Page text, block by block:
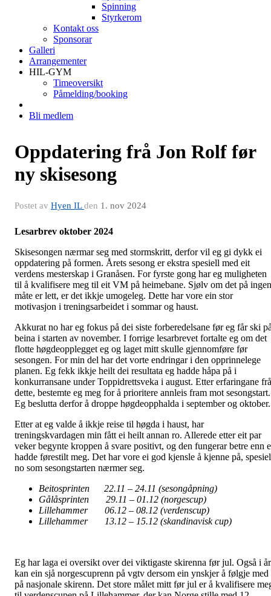
Spinning
Styrkerom
Kontakt oss
Sponsorar
Galleri
Arrangementer
HIL-GYM
Timeoversikt
Påmelding/booking
Bli medlem
Oppdatering frå Jon Rolf før
ny skisesong
Postet av Hyen ILden 1. nov 2024
Lesarbrev oktober 2024
Skisesongen nærmar seg med stormskritt, derfor vil eg gi dykk ei
oppdatering på formen. Årets sesong er ekstra spesiell med eit
verdens mesterskap i Granåsen. For fyrste gong har eg muligheten
til å kvalifisere meg til eit VM på heimebane. Sjølv om det på ingen
måte er lett, er det ikkje umogeleg. Dette har vore ein stor
motivasjon i treningsarbeidet i sommar og haust.
Akkurat no har eg fokus på dei siste forberedelsane før eg får ski
beina i starten av november. I forrige lesarbrevet fortalte eg om det
flotte høgdeopplegget eg og laget mitt skulle gjennomføre før
sesongen. For min del har det vorte endringar i den opprinnelege
planen. Eg fekk ikkje heilt dei resultata eg hadde håpa på i
konkurransane under Toppidrettsveka i august. Etter erfaringane frå
dette, bestemte eg meg for å prioritere annleis fram mot sesongstart.
Eg beslutta derfor å droppe høgdeopphalda i september og oktober.
Etter at eg valde å ikkje reise til høgda i haust, har
treningskvardagen min fått ei heilt annan ro. Allerede etter eit par
veker begynte kroppen å svare positivt, og den fungerar betre enn
hadde førestilt meg. Det har vore ei god kjensle å kjenne på,
no som sesongstarten nærmer seg.
Beitosprinten 22.11 – 24.11 (sesongåpning)
Gålåsprinten 29.11 – 01.12 (norgescup)
Lillehammer 06.12 – 08.12 (verdenscup)
Lillehammer 13.12 – 15.12 (skandinavisk cup)
Eg har laga ei oversikt over dei viktigaste skirenna før jul. Også i år
kan ein sjå norgescuprenn på vgtv dersom ein ynskjer å følgje med
på nasjonale skirenn. Det store målet mitt før jul er å kvalifisere